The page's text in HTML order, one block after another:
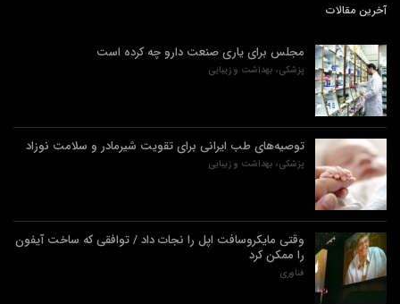
آخرین مقالات
مجلس برای یاری صنعت دارو چه کرده است
پزشکی، بهداشت و زیبایی
توصیه‌های طب ایرانی برای تقویت شیرمادر و سلامت نوزاد
پزشکی، بهداشت و زیبایی
وقتی مایکروسافت اپل را نجات داد / توافقی که ساخت آیفون
را ممکن کرد
فناوری